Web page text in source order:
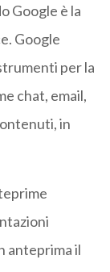
Google è la
Google
per la
chat, email,
in
anteprima il